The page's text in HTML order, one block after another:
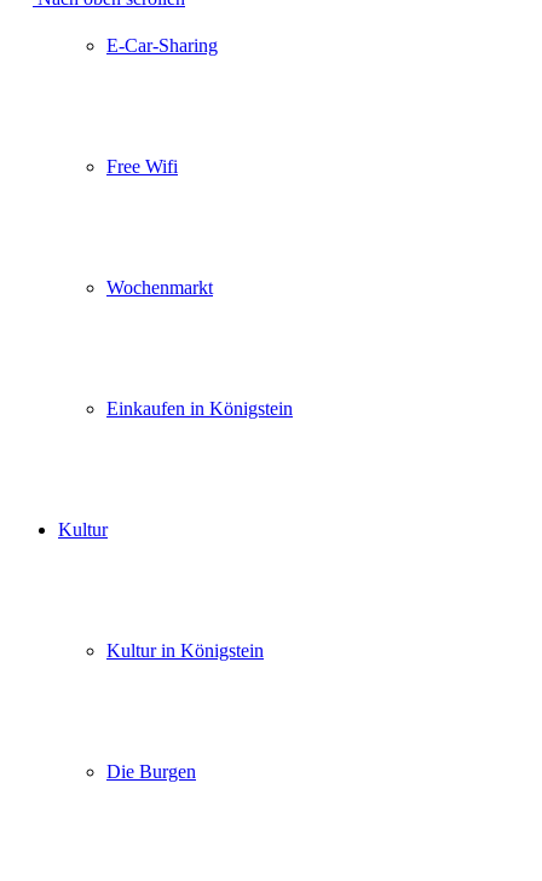
E-Car-Sharing
Free Wifi
Wochenmarkt
Einkaufen in Königstein
Kultur
Kultur in Königstein
Die Burgen